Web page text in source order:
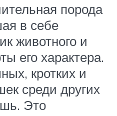
порода
в себе
животного и
его характера.
кротких и
среди других
Это